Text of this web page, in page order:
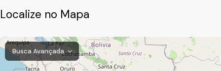
Localize no Mapa
Busca Avançada